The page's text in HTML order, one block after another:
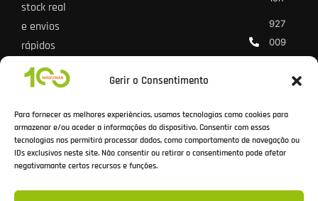
Gerir o Consentimento
Para fornecer as melhores experiências, usamos tecnologias como cookies para
armazenar e/ou aceder a informações do dispositivo. Consentir com essas
tecnologias nos permitirá processar dados, como comportamento de navegação ou
IDs exclusivos neste site. Não consentir ou retirar o consentimento pode afetar
negativamante certos recursos e funções.
stock real
e envios
rápidos
para todo
o país.
927
009
rede móvel
nacional